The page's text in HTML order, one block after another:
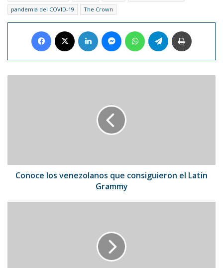
pandemia del COVID-19
The Crown
Facebook LinkedIn MessengerWhatsAppTelegram
Conoce los venezolanos que consiguieron el Latin
Grammy